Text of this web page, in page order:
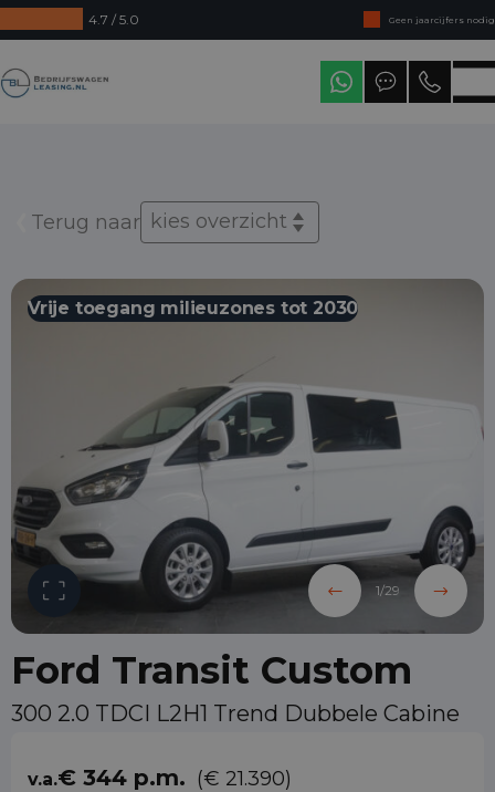
4.7 / 5.0
Geen jaarcijfers nodig
Direct uit voorraad leverbaar
Levering in heel Nederland
Terug naar kies overzicht
Vrije toegang milieuzones tot 2030
1/29
Ford Transit Custom
300 2.0 TDCI L2H1 Trend Dubbele Cabine
v.a.€ 344 p.m. (€ 21.390)